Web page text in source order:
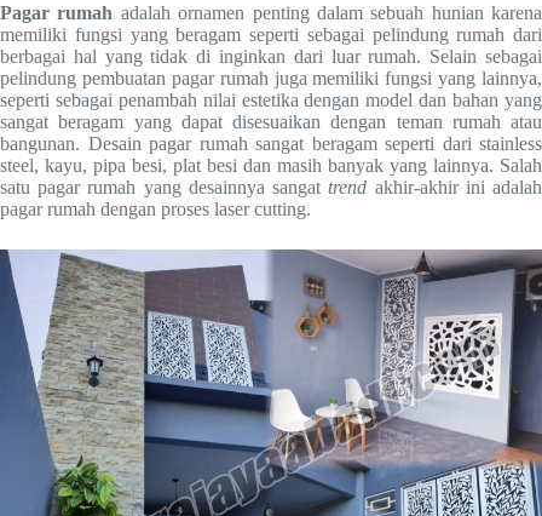
Pagar rumah adalah ornamen penting dalam sebuah hunian karena
memiliki fungsi yang beragam seperti sebagai pelindung rumah dari
berbagai hal yang tidak di inginkan dari luar rumah. Selain sebagai
pelindung pembuatan pagar rumah juga memiliki fungsi yang lainnya,
seperti sebagai penambah nilai estetika dengan model dan bahan yang
sangat beragam yang dapat disesuaikan dengan teman rumah atau
bangunan. Desain pagar rumah sangat beragam seperti dari stainless
steel, kayu, pipa besi, plat besi dan masih banyak yang lainnya. Salah
satu pagar rumah yang desainnya sangat trend akhir-akhir ini adalah
pagar rumah dengan proses laser cutting.